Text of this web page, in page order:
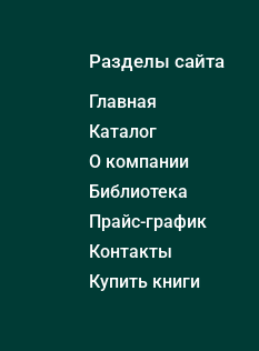
Разделы сайта
Главная
Каталог
О компании
Библиотека
Прайс-график
Контакты
Купить книги